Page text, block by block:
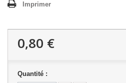
Imprimer
0,80 €
Quantité :